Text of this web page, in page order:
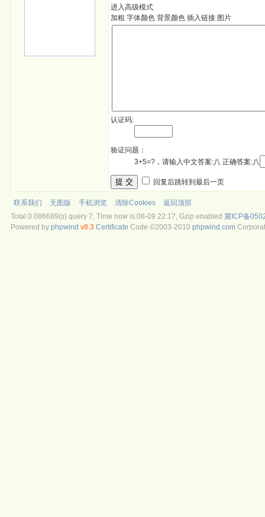
进入高级模式
加粗 字体颜色 背景颜色 插入链接 图片
认证码:
验证问题：
3+5=?，请输入中文答案:八 正确答案:八
提 交 回复后跳转到最后一页
联系我们 无图版 手机浏览 清除Cookies
返回顶部
Total 0.086689(s) query 7, Time now is:08-09 22:17, Gzip enabled 冀ICP备
Powered by phpwind v8.3 Certificate Code ©2003-2010 phpwind.com